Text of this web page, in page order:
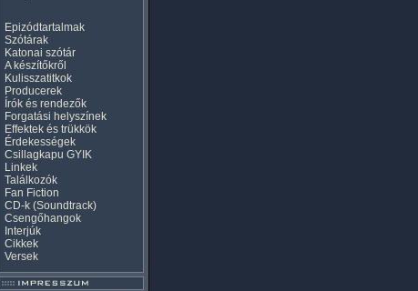
Epizódtartalmak
Szótárak
Katonai szótár
A készítőkről
Kulisszatitkok
Producerek
Írók és rendezők
Forgatási helyszínek
Effektek és trükkök
Érdekességek
Csillagkapu GYIK
Linkek
Találkozók
Fan Fiction
CD-k (Soundtrack)
Csengőhangok
Interjúk
Cikkek
Versek